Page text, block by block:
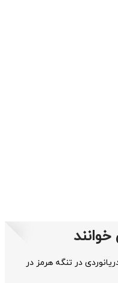
در تنگه هرمز در